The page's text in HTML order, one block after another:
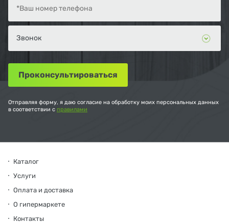
Отправляя форму, я даю согласие на обработку моих персональных данных
в соответствии с правилами
Каталог
Услуги
Оплата и доставка
О гипермаркете
Контакты